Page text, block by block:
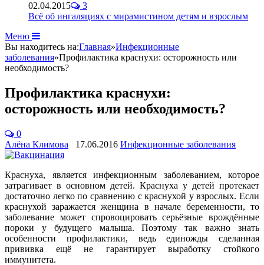
02.04.2015
3
Всё об ингаляциях с мирамистином детям и взрослым
Меню
Вы находитесь на:Главная»Инфекционные
заболевания»Профилактика краснухи: осторожность или
необходимость?
Профилактика краснухи:
осторожность или необходимость?
0
Алёна Климова
17.06.2016 Инфекционные заболевания
Краснуха, является инфекционным заболеванием, которое
затрагивает в основном детей. Краснуха у детей протекает
достаточно легко по сравнению с краснухой у взрослых. Если
краснухой заражается женщина в начале беременности, то
заболевание может спровоцировать серьёзные врождённые
пороки у будущего малыша. Поэтому так важно знать
особенности профилактики, ведь единожды сделанная
прививка ещё не гарантирует выработку стойкого
иммунитета.